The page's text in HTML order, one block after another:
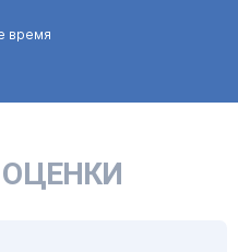
время
ОЦЕНКИ